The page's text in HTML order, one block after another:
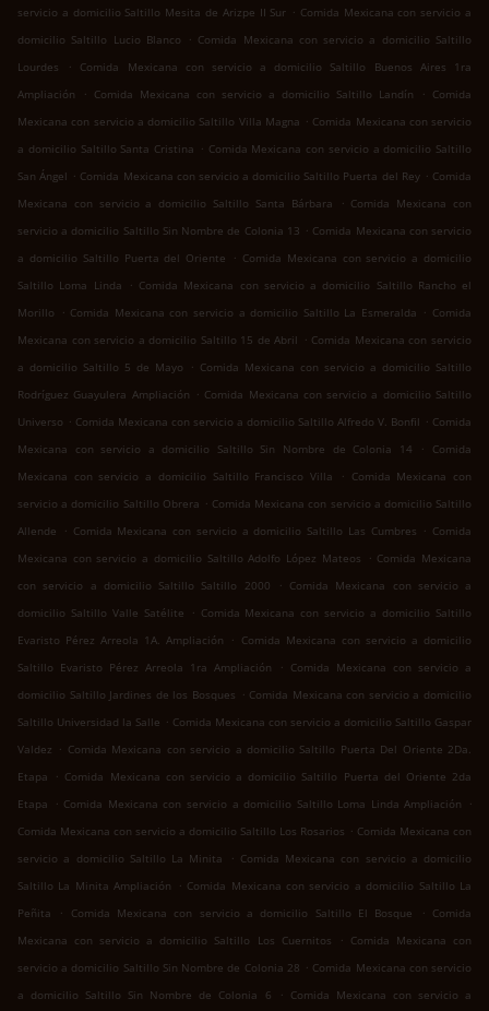
servicio a domicilio Saltillo Mesita de Arizpe II Sur . Comida Mexicana con servicio a
domicilio Saltillo Lucio Blanco
. Comida Mexicana con servicio a domicilio Saltillo
Lourdes
.
Comida Mexicana con servicio a domicilio Saltillo Buenos Aires 1ra
Ampliación
. Comida Mexicana con servicio a domicilio Saltillo Landín . Comida
Mexicana con servicio a domicilio Saltillo Villa Magna . Comida Mexicana con servicio
a domicilio Saltillo Santa Cristina . Comida Mexicana con servicio a domicilio Saltillo
San Ángel . Comida Mexicana con servicio a domicilio Saltillo Puerta del Rey . Comida
Mexicana con servicio a domicilio Saltillo Santa Bárbara
. Comida Mexicana con
servicio a domicilio Saltillo Sin Nombre de Colonia 13 . Comida Mexicana con servicio
a domicilio Saltillo Puerta del Oriente
. Comida Mexicana con servicio a domicilio
Saltillo Loma Linda
. Comida Mexicana con servicio a domicilio Saltillo Rancho el
Morillo
. Comida Mexicana con servicio a domicilio Saltillo La Esmeralda . Comida
Mexicana con servicio a domicilio Saltillo 15 de Abril . Comida Mexicana con servicio
a domicilio Saltillo 5 de Mayo
. Comida Mexicana con servicio a domicilio Saltillo
Rodríguez Guayulera Ampliación . Comida Mexicana con servicio a domicilio Saltillo
Universo . Comida Mexicana con servicio a domicilio Saltillo Alfredo V. Bonfil . Comida
Mexicana con servicio a domicilio Saltillo Sin Nombre de Colonia 14
.
Comida
Mexicana con servicio a domicilio Saltillo Francisco Villa
. Comida Mexicana con
servicio a domicilio Saltillo Obrera . Comida Mexicana con servicio a domicilio Saltillo
Allende
. Comida Mexicana con servicio a domicilio Saltillo Las Cumbres . Comida
Mexicana con servicio a domicilio Saltillo Adolfo López Mateos
. Comida Mexicana
con servicio a domicilio Saltillo Saltillo 2000
. Comida Mexicana con servicio a
domicilio Saltillo Valle Satélite
. Comida Mexicana con servicio a domicilio Saltillo
Evaristo Pérez Arreola 1A. Ampliación
. Comida Mexicana con servicio a domicilio
Saltillo Evaristo Pérez Arreola 1ra Ampliación
. Comida Mexicana con servicio a
domicilio Saltillo Jardines de los Bosques . Comida Mexicana con servicio a domicilio
Saltillo Universidad la Salle . Comida Mexicana con servicio a domicilio Saltillo Gaspar
Valdez . Comida Mexicana con servicio a domicilio Saltillo Puerta Del Oriente 2Da.
Etapa
. Comida Mexicana con servicio a domicilio Saltillo Puerta del Oriente 2da
Etapa
. Comida Mexicana con servicio a domicilio Saltillo Loma Linda Ampliación
.
Comida Mexicana con servicio a domicilio Saltillo Los Rosarios . Comida Mexicana con
servicio a domicilio Saltillo La Minita
. Comida Mexicana con servicio a domicilio
Saltillo La Minita Ampliación
. Comida Mexicana con servicio a domicilio Saltillo La
Peñita
. Comida Mexicana con servicio a domicilio Saltillo El Bosque . Comida
Mexicana con servicio a domicilio Saltillo Los Cuernitos
. Comida Mexicana con
servicio a domicilio Saltillo Sin Nombre de Colonia 28 . Comida Mexicana con servicio
a domicilio Saltillo Sin Nombre de Colonia 6
. Comida Mexicana con servicio a